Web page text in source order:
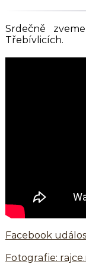
Srdečně
Třebívlicích.
Facebook
Fotografie: